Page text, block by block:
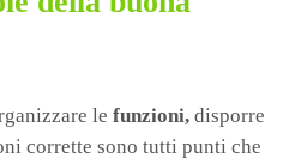
le funzioni, disporre
corrette sono tutti punti che